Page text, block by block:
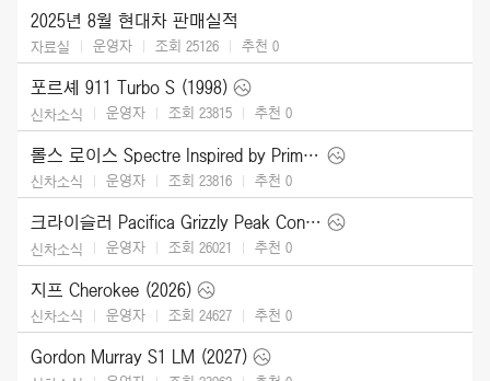
2025년 8월 현대차 판매실적
자료실 운영자 조회 25126 추천 0
포르셰 911 Turbo S (1998)
신차소식 운영자 조회 23815 추천 0
롤스 로이스 Spectre Inspired by Primavera (2026)
신차소식 운영자 조회 23816 추천 0
크라이슬러 Pacifica Grizzly Peak Concept (2025)
신차소식 운영자 조회 26021 추천 0
지프 Cherokee (2026)
신차소식 운영자 조회 24627 추천 0
Gordon Murray S1 LM (2027)